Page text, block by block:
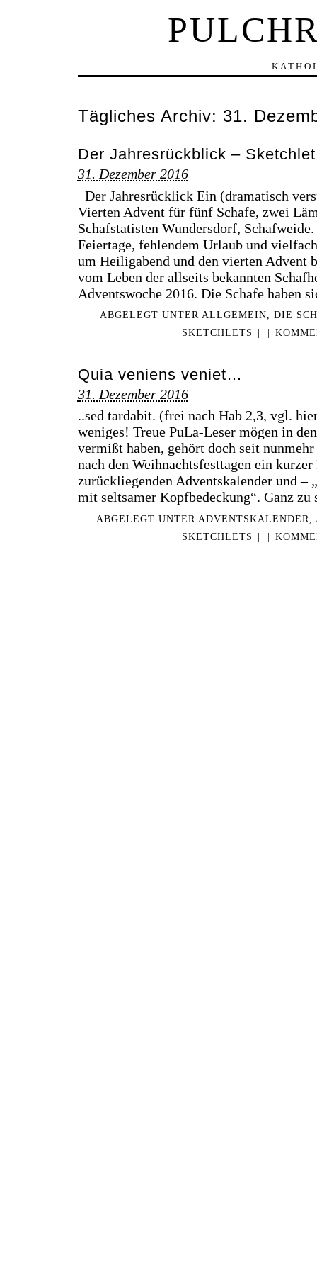
Tägliches Archiv: 31.
Der Jahresrückblick –
31. Dezember 2016
Der Jahresrücklick Ein (dramatisch
Vierten Advent für fünf Schafe, zwei
Schafstatisten Wundersdorf,
Feiertage, fehlendem Urlaub und
um Heiligabend und den vierten Advent
vom Leben der allseits bekannten
Adventswoche 2016. Die Schafe haben
ABGELEGT UNTER ALLGEMEIN
DIE
SKETCHLETS
| |
Quia veniens veniet…
31. Dezember 2016
..sed tardabit. (frei nach Hab 2,3, vgl.
weniges! Treue PuLa-Leser mögen in
vermißt haben, gehört doch seit
nach den Weihnachtsfesttagen ein
zurückliegenden Adventskalender und –
mit seltsamer Kopfbedeckung“. Ganz
ABGELEGT UNTER ADVENTSKALENDER
SKETCHLETS
| |